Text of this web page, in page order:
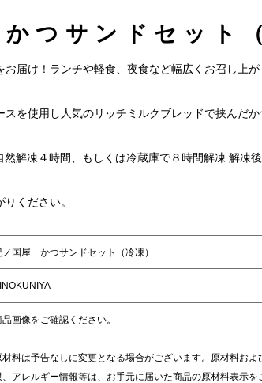
つサンドセット
お届け！ランチや軽食、夜食など幅広くお召し上が
を使用し人気のリッチミルクブレッドで挟んだか
解凍４時間、もしくは冷蔵庫で８時間解凍 解凍
ください。
ノ国屋 かつサンドセット（冷凍）
品画像をご確認ください。
材料は予告なしに変更となる場合がございます。原材料およ
、アレルギー情報等は、お手元に届いた商品の原材料表示を